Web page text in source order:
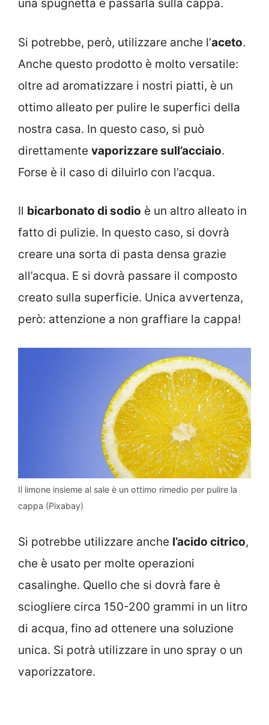
una spugnetta e passarla sulla cappa.
Si potrebbe, però, utilizzare anche l’aceto.
Anche questo prodotto è molto versatile:
oltre ad aromatizzare i nostri piatti, è un
ottimo alleato per pulire le superfici della
nostra casa. In questo caso, si può
direttamente vaporizzare sull’acciaio.
Forse è il caso di diluirlo con l’acqua.
Il bicarbonato di sodio è un altro alleato in
fatto di pulizie. In questo caso, si dovrà
creare una sorta di pasta densa grazie
all’acqua. E si dovrà passare il composto
creato sulla superficie. Unica avvertenza,
però: attenzione a non graffiare la cappa!
Il limone insieme al sale è un ottimo rimedio per pulire la
cappa (Pixabay)
Si potrebbe utilizzare anche l’acido citrico,
che è usato per molte operazioni
casalinghe. Quello che si dovrà fare è
sciogliere circa 150-200 grammi in un litro
di acqua, fino ad ottenere una soluzione
unica. Si potrà utilizzare in uno spray o un
vaporizzatore.